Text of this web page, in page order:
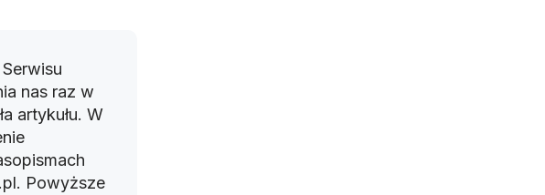
nas raz w
artykułu. W
Powyższe